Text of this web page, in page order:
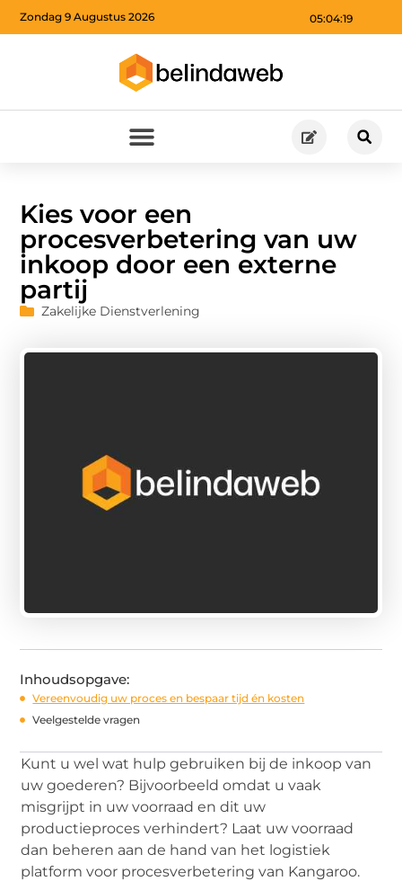
05:04:20
Zondag 9 Augustus 2026
Kies voor een
procesverbetering van uw
inkoop door een externe
partij
Zakelijke Dienstverlening
Inhoudsopgave:
Vereenvoudig uw proces en bespaar tijd én kosten
Veelgestelde vragen
Kunt u wel wat hulp gebruiken bij de inkoop van
uw goederen? Bijvoorbeeld omdat u vaak
misgrijpt in uw voorraad en dit uw
productieproces verhindert? Laat uw voorraad
dan beheren aan de hand van het logistiek
platform voor procesverbetering van Kangaroo.